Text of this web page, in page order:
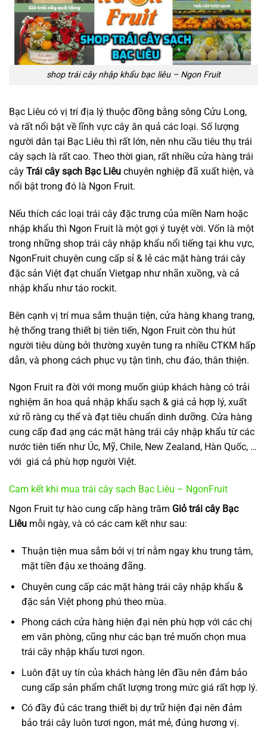
shop trái cây nhập khẩu bạc liêu – Ngon Fruit
Bạc Liêu có vị trí địa lý thuộc đồng bằng sông Cửu Long,
và rất nổi bật về lĩnh vực cây ăn quả các loại. Số lượng
người dân tại Bạc Liêu thì rất lớn, nên nhu cầu tiêu thụ trái
cây sạch là rất cao. Theo thời gian, rất nhiều cửa hàng trái
cây Trái cây sạch Bạc Liêu chuyên nghiệp đã xuất hiện, và
nổi bật trong đó là Ngon Fruit.
Nếu thích các loại trái cây đặc trưng của miền Nam hoặc
nhập khẩu thì Ngon Fruit là một gợi ý tuyệt vời. Vốn là một
trong những shop trái cây nhập khẩu nổi tiếng tại khu vực,
NgonFruit chuyên cung cấp sỉ & lẻ các mặt hàng trái cây
đặc sản Việt đạt chuẩn Vietgap như nhãn xuồng, và cả
nhập khẩu như táo rockit.
Bên cạnh vị trí mua sắm thuận tiện, cửa hàng khang trang,
hệ thống trang thiết bị tiên tiến, Ngon Fruit còn thu hút
người tiêu dùng bởi thường xuyên tung ra nhiều CTKM hấp
dẫn, và phong cách phục vụ tận tình, chu đáo, thân thiện.
Ngon Fruit ra đời với mong muốn giúp khách hàng có trải
nghiệm ăn hoa quả nhập khẩu sạch & giá cả hợp lý, xuất
xứ rõ ràng cụ thể và đạt tiêu chuẩn dinh dưỡng. Cửa hàng
cung cấp đad ạng các mặt hàng trái cây nhập khẩu từ các
nước tiên tiến như Úc, Mỹ, Chile, New Zealand, Hàn Quốc, …
với giá cả phù hợp người Việt.
Cam kết khi mua trái cây sạch Bạc Liêu – NgonFruit
Ngon Fruit tự hào cung cấp hàng trăm Giỏ trái cây Bạc
Liêu mỗi ngày, và có các cam kết như sau:
Thuận tiện mua sắm bởi vị trí nằm ngay khu trung tâm,
mặt tiền đậu xe thoáng đãng.
Chuyên cung cấp các mặt hàng trái cây nhập khẩu &
đặc sản Việt phong phú theo mùa.
Phong cách cửa hàng hiện đại nên phù hợp với các chị
em văn phòng, cũng như các bạn trẻ muốn chọn mua
trái cây nhập khẩu tươi ngon.
Luôn đặt uy tín của khách hàng lên đầu nên đảm bảo
cung cấp sản phẩm chất lượng trong mức giá rất hợp lý.
Có đầy đủ các trang thiết bị dự trữ hiện đại nên đảm
bảo trái cây luôn tươi ngon, mát mẻ, đúng hương vị.